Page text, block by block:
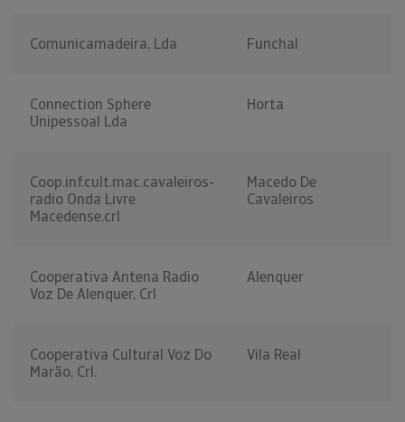
Comunicamadeira, Lda Funchal
Connection Sphere
Unipessoal Lda
Horta
Coop.inf.cult.mac.cavaleiros-
radio Onda Livre
Macedense,crl
Macedo De
Cavaleiros
Cooperativa Antena Radio
Voz De Alenquer, Crl
Alenquer
Cooperativa Cultural Voz Do
Marão, Crl.
Vila Real